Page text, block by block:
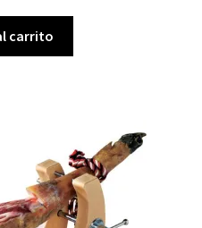
carrito